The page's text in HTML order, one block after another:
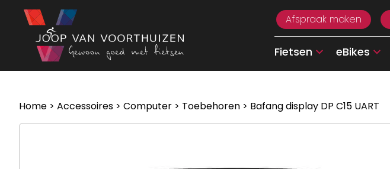
Ga naar de inhoud
Afspraak maken
Fietsen eBikes
Home > Accessoires > Computer > Toebehoren > Bafang display DP C15 UART